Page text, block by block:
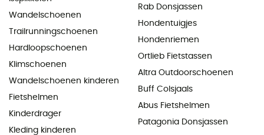
Wandelschoenen
Trailrunningschoenen
Hardloopschoenen
Klimschoenen
Wandelschoenen kinderen
Fietshelmen
Kinderdrager
Kleding kinderen
Rab Donsjassen
Hondentuigjes
Hondenriemen
Ortlieb Fietstassen
Altra Outdoorschoenen
Buff Colsjaals
Abus Fietshelmen
Patagonia Donsjassen